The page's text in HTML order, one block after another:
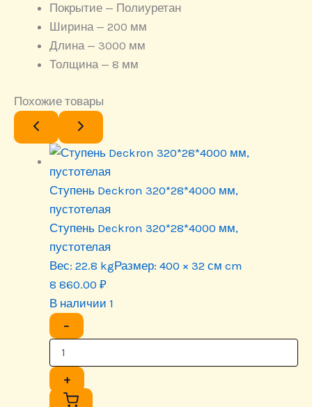
Покрытие — Полиуретан
Ширина — 200 мм
Длина — 3000 мм
Толщина — 8 мм
Похожие товары
Ступень Deckron 320*28*4000 мм,
пустотелая
Ступень Deckron 320*28*4000 мм,
пустотелая
Вес: 22.8 kgРазмер: 400 × 32 см cm
8 860.00 ₽
В наличии 1
−
+